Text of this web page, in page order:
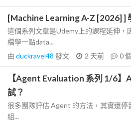
[Machine Learning A-Z [2026] ]
這個系列文章是Udemy上的課程延伸，
檔學一點data...
由 duckravel48 發文 2 天前 0
【Agent Evaluation 系列 1/6】
試？
很多團隊評估 Agent 的方法，其實還
組...